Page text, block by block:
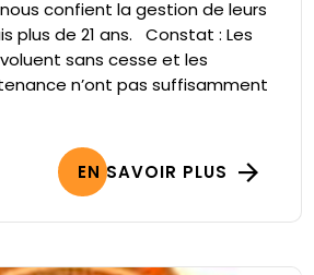
confient la gestion de leurs
plus de 21 ans. Constat : Les
sans cesse et les
n’ont pas suffisamment
EN SAVOIR PLUS